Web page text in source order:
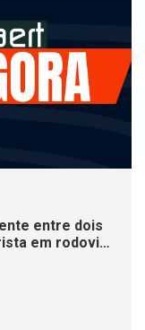
entre dois
em rodovia